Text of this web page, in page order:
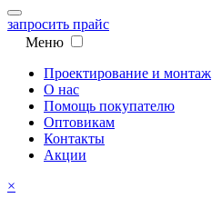
запросить прайс
Меню
Проектирование и монтаж
О нас
Помощь покупателю
Оптовикам
Контакты
Акции
×